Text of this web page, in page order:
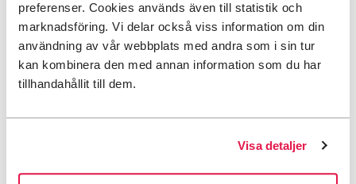
preferenser. Cookies används även till statistik och
marknadsföring. Vi delar också viss information om din
användning av vår webbplats med andra som i sin tur
kan kombinera den med annan information som du har
tillhandahållit till dem.
Visa detaljer
landet. God tur!